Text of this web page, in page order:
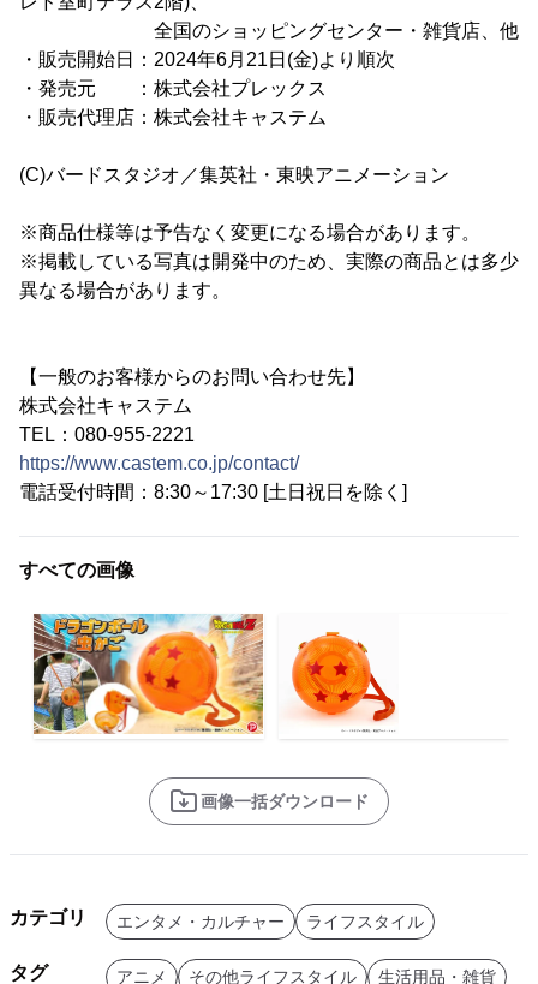
全国のショッピングセンター・雑貨店、他
・販売開始日：2024年6月21日(金)より順次
・発売元 ：株式会社プレックス
・販売代理店：株式会社キャステム
(C)バードスタジオ／集英社・東映アニメーション
※商品仕様等は予告なく変更になる場合があります。
※掲載している写真は開発中のため、実際の商品とは多少
異なる場合があります。
【一般のお客様からのお問い合わせ先】
株式会社キャステム
TEL：080-955-2221
https://www.castem.co.jp/contact/
電話受付時間：8:30～17:30 [土日祝日を除く]
すべての画像
画像一括ダウンロード
カテゴリ エンタメ・カルチャー ライフスタイル
タグ アニメ その他ライフスタイル 生活用品・雑貨